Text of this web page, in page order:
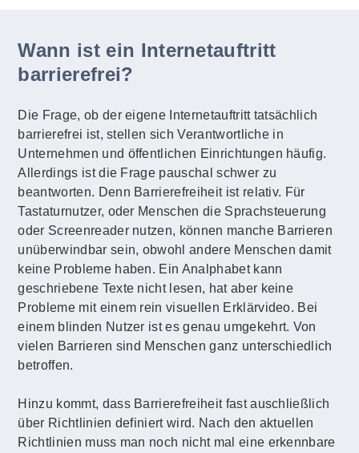
Wann ist ein Internetauftritt
barrierefrei?
Die Frage, ob der eigene Internetauftritt tatsächlich
barrierefrei ist, stellen sich Verantwortliche in
Unternehmen und öffentlichen Einrichtungen häufig.
Allerdings ist die Frage pauschal schwer zu
beantworten. Denn Barrierefreiheit ist relativ. Für
Tastaturnutzer, oder Menschen die Sprachsteuerung
oder Screenreader nutzen, können manche Barrieren
unüberwindbar sein, obwohl andere Menschen damit
keine Probleme haben. Ein Analphabet kann
geschriebene Texte nicht lesen, hat aber keine
Probleme mit einem rein visuellen Erklärvideo. Bei
einem blinden Nutzer ist es genau umgekehrt. Von
vielen Barrieren sind Menschen ganz unterschiedlich
betroffen.
Hinzu kommt, dass Barrierefreiheit fast auschließlich
über Richtlinien definiert wird. Nach den aktuellen
Richtlinien muss man noch nicht mal eine erkennbare